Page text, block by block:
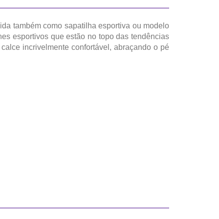
também como sapatilha esportiva ou modelo
esportivos que estão no topo das tendências
incrivelmente confortável, abraçando o pé